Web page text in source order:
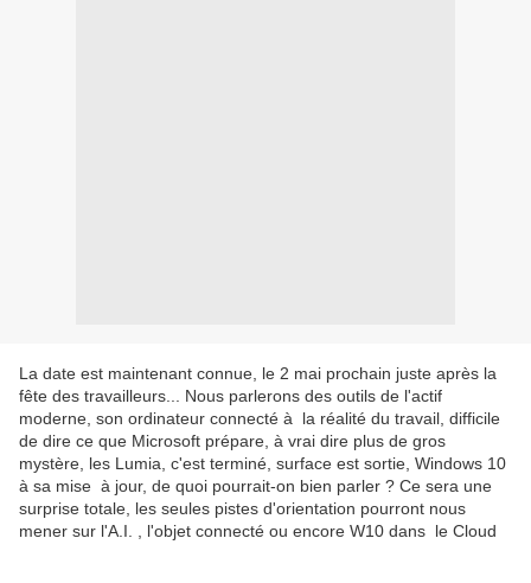
La date est maintenant connue, le 2 mai prochain juste après la
fête des travailleurs... Nous parlerons des outils de l'actif
moderne, son ordinateur connecté à la réalité du travail, difficile
de dire ce que Microsoft prépare, à vrai dire plus de gros
mystère, les Lumia, c'est terminé, surface est sortie, Windows 10
à sa mise à jour, de quoi pourrait-on bien parler ? Ce sera une
surprise totale, les seules pistes d'orientation pourront nous
mener sur l'A.I. , l'objet connecté ou encore W10 dans le Cloud